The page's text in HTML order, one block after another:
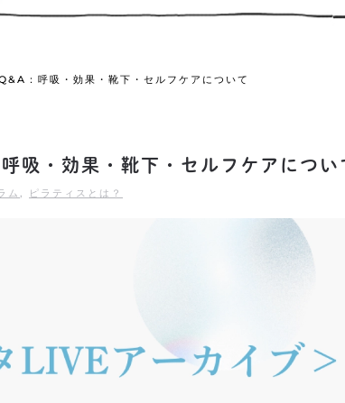
：呼吸・効果・靴下・セルフケアについて
吸・効果・靴下・セルフケアについ
ム ピラティスとは？